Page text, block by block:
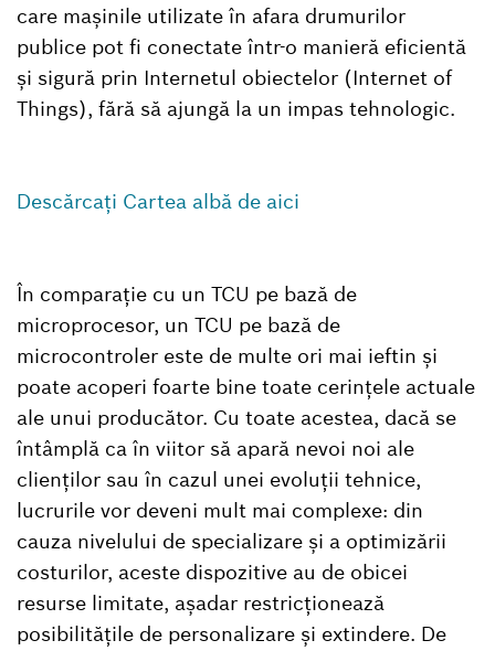
care mașinile utilizate în afara drumurilor
publice pot fi conectate într-o manieră eficientă
și sigură prin Internetul obiectelor (Internet of
Things), fără să ajungă la un impas tehnologic.
Descărcați Cartea albă de aici
În comparație cu un TCU pe bază de
microprocesor, un TCU pe bază de
microcontroler este de multe ori mai ieftin și
poate acoperi foarte bine toate cerințele actuale
ale unui producător. Cu toate acestea, dacă se
întâmplă ca în viitor să apară nevoi noi ale
clienților sau în cazul unei evoluții tehnice,
lucrurile vor deveni mult mai complexe: din
cauza nivelului de specializare și a optimizării
costurilor, aceste dispozitive au de obicei
resurse limitate, așadar restricționează
posibilitățile de personalizare și extindere. De